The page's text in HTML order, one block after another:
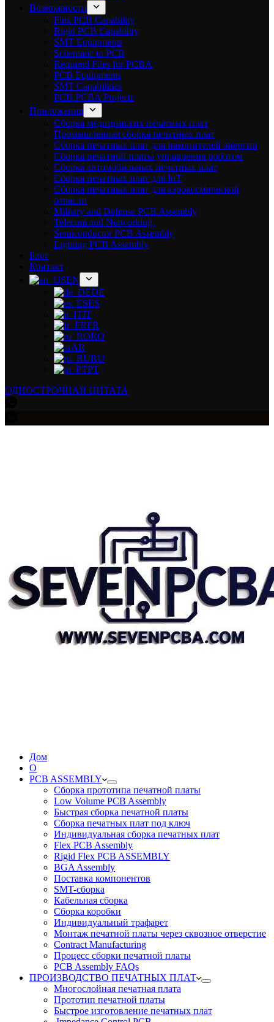
Возможности
Flex PCB Capability
Rigid PCB Capability
SMT Equipments
Schematic to PCB
Required Files for PCBA
PCB Equipments
SMT Capabilities
PCB PCBA Projects
Приложения
Сборка медицинских печатных плат
Промышленная сборка печатных плат
Сборка печатных плат для накопителей энергии
Сборка печатной платы управления роботом
Сборка автомобильных печатных плат
Сборка печатных плат для IoT
Сборка печатных плат для аэрокосмической
отрасли
Military and Defense PCB Assembly
Telecom and Networking
Semiconductor PCB Assembly
Lighting PCB Assembly
Блог
Контакт
EN
DE
ES
IT
FR
RO
AR
RU
PT
ОДНОСТРОЧНАЯ ЦИТАТА
Дом
О
PCB ASSEMBLY
Сборка прототипа печатной платы
Low Volume PCB Assembly
Быстрая сборка печатной платы
Сборка печатных плат под ключ
Индивидуальная сборка печатных плат
Flex PCB Assembly
Rigid Flex PCB ASSEMBLY
BGA Assembly
Поставка компонентов
SMT-сборка
Кабельная сборка
Сборка коробки
Индивидуальный трафарет
Монтаж печатной платы через сквозное отверстие
Contract Manufacturing
Процесс сборки печатной платы
PCB Assembly FAQs
ПРОИЗВОДСТВО ПЕЧАТНЫХ ПЛАТ
Многослойная печатная плата
Прототип печатной платы
Быстрое изготовление печатных плат